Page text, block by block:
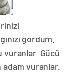
gördüm.
vuranlar. Gücü
adam vuranlar.